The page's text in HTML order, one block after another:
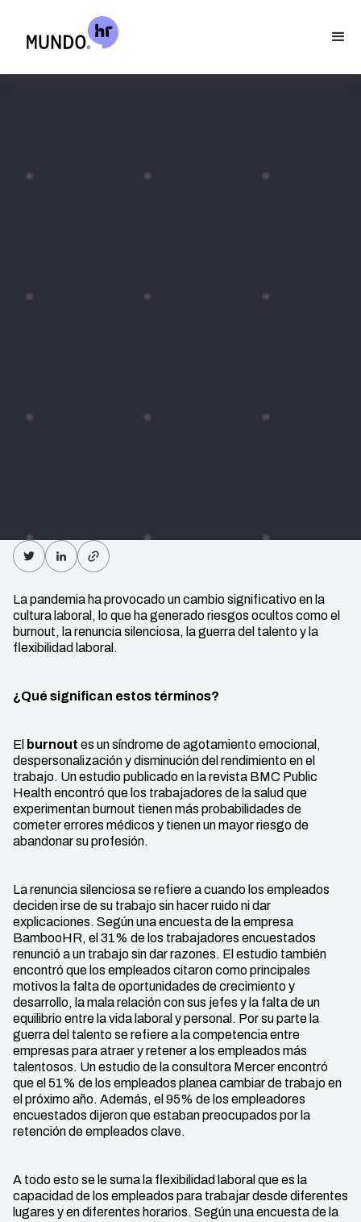
La pandemia ha provocado un cambio significativo en la
cultura laboral, lo que ha generado riesgos ocultos como el
burnout, la renuncia silenciosa, la guerra del talento y la
flexibilidad laboral.
¿Qué significan estos términos?
El burnout es un síndrome de agotamiento emocional,
despersonalización y disminución del rendimiento en el
trabajo. Un estudio publicado en la revista BMC Public
Health encontró que los trabajadores de la salud que
experimentan burnout tienen más probabilidades de
cometer errores médicos y tienen un mayor riesgo de
abandonar su profesión.
La renuncia silenciosa se refiere a cuando los empleados
deciden irse de su trabajo sin hacer ruido ni dar
explicaciones. Según una encuesta de la empresa
BambooHR, el 31% de los trabajadores encuestados
renunció a un trabajo sin dar razones. El estudio también
encontró que los empleados citaron como principales
motivos la falta de oportunidades de crecimiento y
desarrollo, la mala relación con sus jefes y la falta de un
equilibrio entre la vida laboral y personal. Por su parte la
guerra del talento se refiere a la competencia entre
empresas para atraer y retener a los empleados más
talentosos. Un estudio de la consultora Mercer encontró
que el 51% de los empleados planea cambiar de trabajo en
el próximo año. Además, el 95% de los empleadores
encuestados dijeron que estaban preocupados por la
retención de empleados clave.
A todo esto se le suma la flexibilidad laboral que es la
capacidad de los empleados para trabajar desde diferentes
lugares y en diferentes horarios. Según una encuesta de la